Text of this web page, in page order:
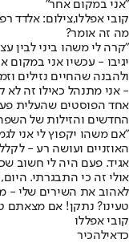
"אני במקום אחר"
קובי אפללו,צילום: אלדד
מה זה אומר?
"קרה לי משהו ביני לבין
ולהבנה שהחיים נזילים
- אני מתנהל כאילו זה לא
אחד הפוסטים שהעלית
החדשים והזילות של
"אם משהו יקפוץ לי אני
האוזניים ועושה רע -
אגיד. פעם היה לי חשוב
אולי זה כי התבגרתי.
לאהוב את השירים שלי -
טעינו? נתקן! אם
קובי אפללו
כדאילהכיר